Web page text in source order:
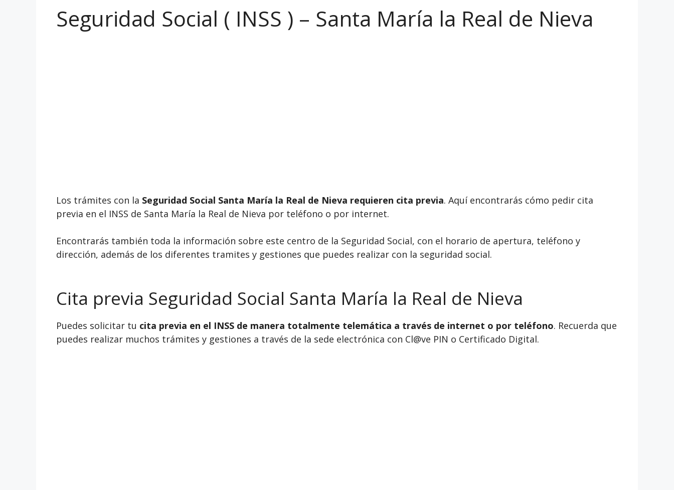
Seguridad Social ( INSS ) – Santa María la Real de Nieva
Los trámites con la Seguridad Social Santa María la Real de Nieva requieren cita previa. Aquí encontrarás cómo pedir cita
previa en el INSS de Santa María la Real de Nieva por teléfono o por internet.
Encontrarás también toda la información sobre este centro de la Seguridad Social, con el horario de apertura, teléfono y
dirección, además de los diferentes tramites y gestiones que puedes realizar con la seguridad social.
Cita previa Seguridad Social Santa María la Real de Nieva
Puedes solicitar tu cita previa en el INSS de manera totalmente telemática a través de internet o por teléfono. Recuerda que
puedes realizar muchos trámites y gestiones a través de la sede electrónica con Cl@ve PIN o Certificado Digital.